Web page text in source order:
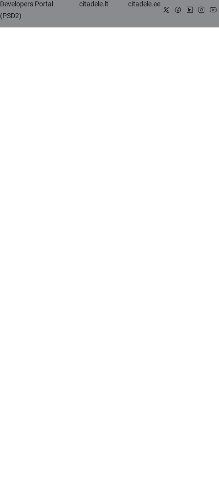
Developers Portal
(PSD2)
citadele.lt citadele.ee